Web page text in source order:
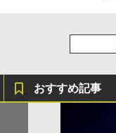
おすすめ記事